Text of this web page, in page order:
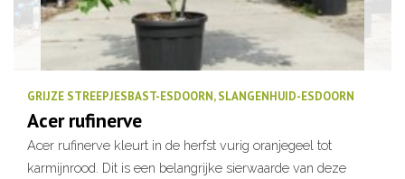
GRIJZE STREEPJESBAST-ESDOORN, SLANGENHUID-ESDOORN
Acer rufinerve
Acer rufinerve kleurt in de herfst vurig oranjegeel tot
karmijnrood. Dit is een belangrijke sierwaarde van deze